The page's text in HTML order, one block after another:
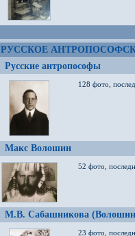
РУССКОЕ
Русские антропософы
128 фото,
Макс Волошин
52 фото,
М.В. Сабашникова
23 фото,